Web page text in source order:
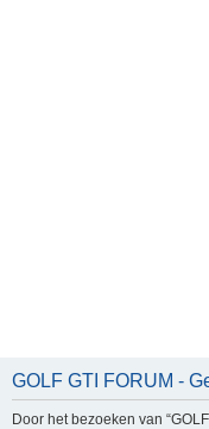
GOLF GTI FORUM -
Door het bezoeken van